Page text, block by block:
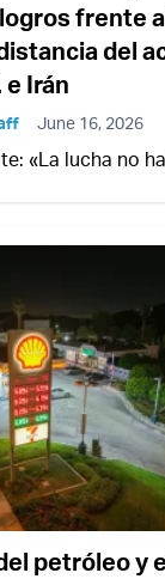
frente
del
e Irán
June 16, 2026
«La lucha no
petróleo y